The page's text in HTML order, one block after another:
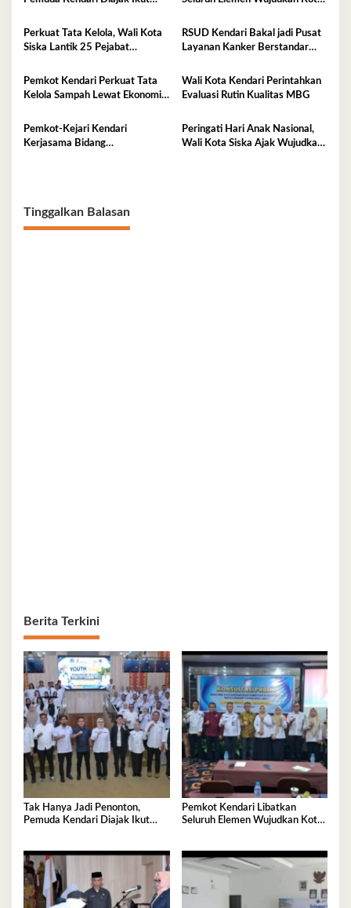
Perkuat Tata Kelola, Wali Kota
Siska Lantik 25 Pejabat
RSUD Kendari Bakal jadi Pusat
Layanan Kanker Berstandar
Pemkot Kendari Perkuat Tata
Kelola Sampah Lewat Ekonomi
Wali Kota Kendari Perintahkan
Evaluasi Rutin Kualitas MBG
Pemkot-Kejari Kendari
Kerjasama Bidang
Peringati Hari Anak Nasional,
Wali Kota Siska Ajak Wujudkan
Tinggalkan Balasan
Berita Terkini
Tak Hanya Jadi Penonton,
Pemuda Kendari Diajak Ikut
Pemkot Kendari Libatkan
Seluruh Elemen Wujudkan Kota